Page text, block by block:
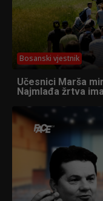
Bosanski vjestnik
Učesnici Marša
Najmlađa žrtva